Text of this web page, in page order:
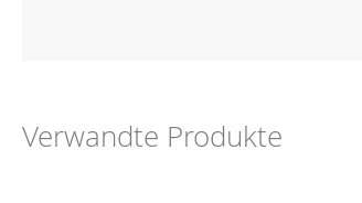
Verwandte Produkte